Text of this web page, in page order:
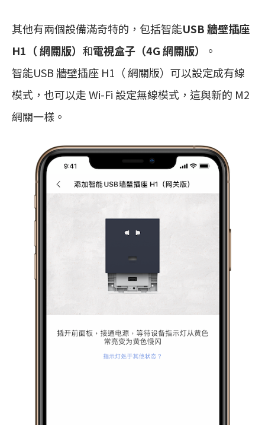
其他有兩個設備滿奇特的，包括智能USB 牆壁插座
H1（ 網關版） 和電視盒子（4G 網關版）
。
智能USB 牆壁插座 H1（ 網關版）可以設定成有線
模式，也可以走 Wi-Fi 設定無線模式，這與新的 M2
網關一樣。